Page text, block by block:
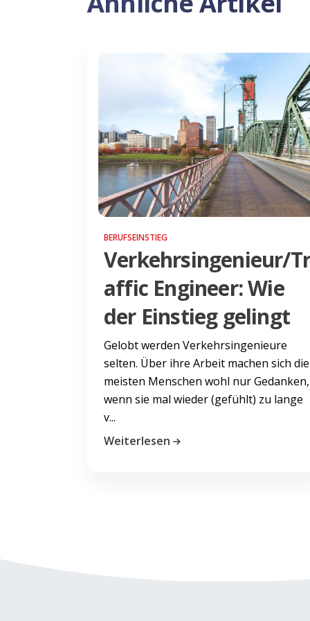
BERUFSEINSTIEG
Verkehrsingenieur/Tr
affic Engineer: Wie
der Einstieg gelingt
Gelobt werden Verkehrsingenieure
selten. Über ihre Arbeit machen sich die
meisten Menschen wohl nur Gedanken,
wenn sie mal wieder (gefühlt) zu lange
v...
Weiterlesen